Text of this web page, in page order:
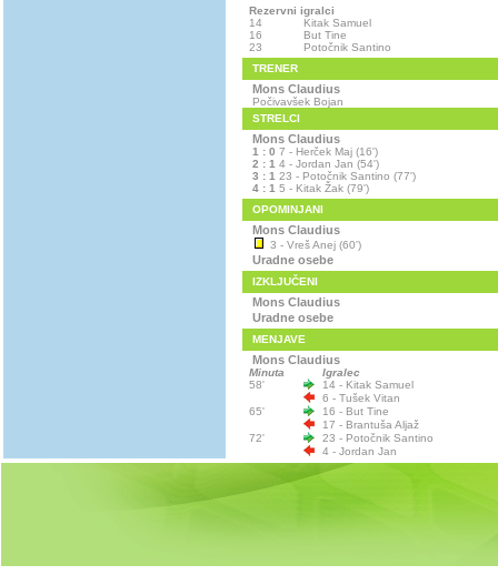
Rezervni igralci
14
Kitak Samuel
16
But Tine
23
Potočnik Santino
TRENER
Mons Claudius
Počivavšek Bojan
STRELCI
Mons Claudius
1 : 0 7 - Herček Maj (16')
2 : 1 4 - Jordan Jan (54')
3 : 1 23 - Potočnik Santino (77')
4 : 1 5 - Kitak Žak (79')
OPOMINJANI
Mons Claudius
3 - Vreš Anej (60')
Uradne osebe
IZKLJUČENI
Mons Claudius
Uradne osebe
MENJAVE
Mons Claudius
Minuta
Igralec
58'
14 - Kitak Samuel
6 - Tušek Vitan
65'
16 - But Tine
17 - Brantuša Aljaž
72'
23 - Potočnik Santino
4 - Jordan Jan